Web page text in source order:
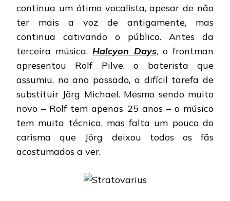
continua um ótimo vocalista, apesar de não
ter mais a voz de antigamente, mas
continua cativando o público. Antes da
terceira música,Halcyon Days, o frontman
apresentou Rolf Pilve, o baterista que
assumiu, no ano passado, a difícil tarefa de
substituir Jörg Michael. Mesmo sendo muito
novo – Rolf tem apenas 25 anos – o músico
tem muita técnica, mas falta um pouco do
carisma que Jörg deixou todos os fãs
acostumados a ver.